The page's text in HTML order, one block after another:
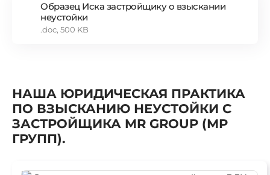
Образец Иска застройщику о взыскании
неустойки
.doc, 500 KB
НАША ЮРИДИЧЕСКАЯ ПРАКТИКА
ПО ВЗЫСКАНИЮ НЕУСТОЙКИ С
ЗАСТРОЙЩИКА MR GROUP (МР
ГРУПП).